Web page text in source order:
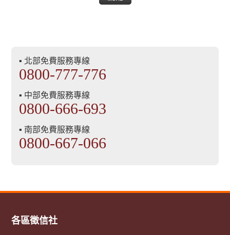
▪ 北部免費服務專線
0800-777-776
▪ 中部免費服務專線
0800-666-693
▪ 南部免費服務專線
0800-667-066
各區徵信社